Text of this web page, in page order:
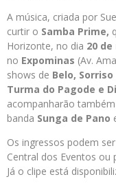
A música, criada por
curtir o Samba Prime,
Horizonte, no dia 20
no Expominas (Av.
shows de Belo,
Turma do Pagode e
acompanharão
banda Sunga de Pano
Os ingressos podem
Central dos Eventos ou
Já o clipe está